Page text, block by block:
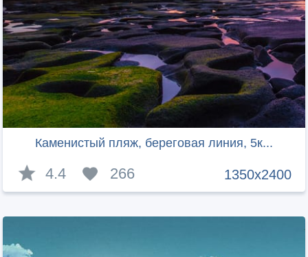
Каменистый пляж, береговая линия, 5к...
1350x2400
4.4 266